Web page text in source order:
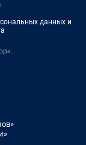
данных и